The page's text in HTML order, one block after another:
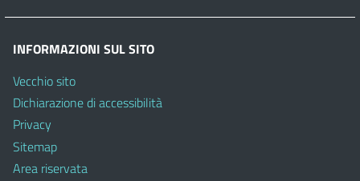
INFORMAZIONI SUL SITO
Vecchio sito
Dichiarazione di accessibilità
Privacy
Sitemap
Area riservata